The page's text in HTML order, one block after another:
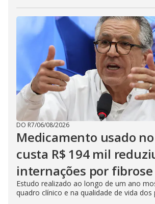
DO R7/06/08/2026
Medicamento usado no
custa R$ 194 mil
internações por
Estudo realizado ao longo de um ano
quadro clínico e na qualidade de vida dos